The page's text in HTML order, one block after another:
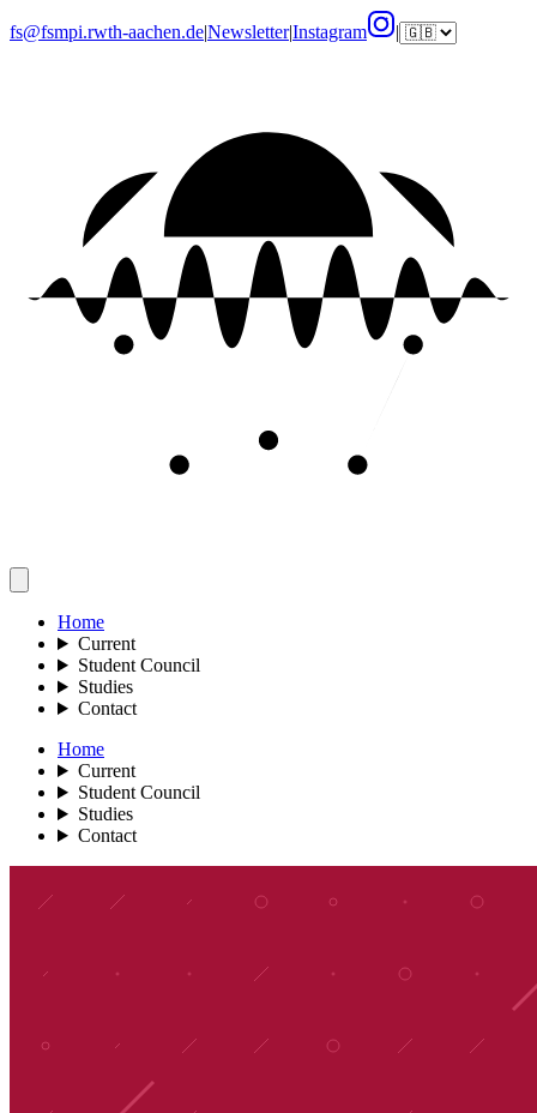
fs@fsmpi.rwth-aachen.de|Newsletter|Instagram |
Home
Current
Student Council
Studies
Contact
Home
Current
Student Council
Studies
Contact